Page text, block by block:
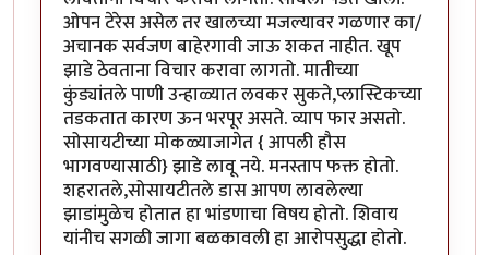
ओपन टेरेस असेल तर खालच्या मजल्यावर गळणार का/
अचानक सर्वजण बाहेरगावी जाऊ शकत नाहीत. खूप
झाडे ठेवताना विचार करावा लागतो. मातीच्या
कुंड्यांतले पाणी उन्हाळ्यात लवकर सुकते,प्लास्टिकच्या
तडकतात कारण ऊन भरपूर असते. व्याप फार असतो.
सोसायटीच्या मोकळ्याजागेत { आपली हौस
भागवण्यासाठी} झाडे लावू नये. मनस्ताप फक्त होतो.
शहरातले,सोसायटीतले डास आपण लावलेल्या
झाडांमुळेच होतात हा भांडणाचा विषय होतो. शिवाय
यांनीच सगळी जागा बळकावली हा आरोपसुद्धा होतो.